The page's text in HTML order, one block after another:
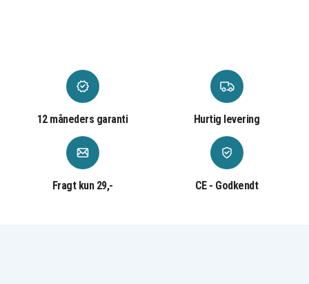
Produkttype
Varemærke
Ladeport
12 måneders garanti Hurtig levering
Fragt kun 29,- CE - Godkendt